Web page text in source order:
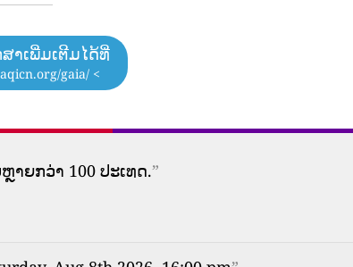
າເພີ່ມເຕີມໄດ້ທີ່
gaia/ <
າຍກວ່າ 100 ປະເທດ.”